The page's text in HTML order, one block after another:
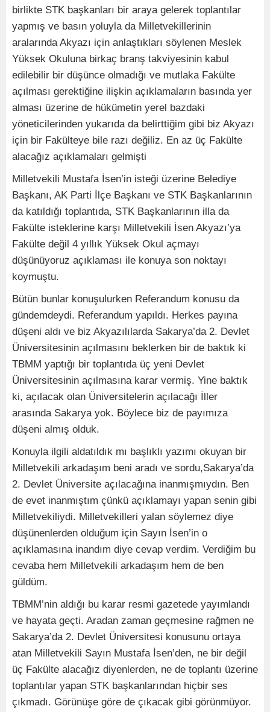
birlikte STK başkanları bir araya gelerek toplantılar
yapmış ve basın yoluyla da Milletvekillerinin
aralarında Akyazı için anlaştıkları söylenen Meslek
Yüksek Okuluna birkaç branş takviyesinin kabul
edilebilir bir düşünce olmadığı ve mutlaka Fakülte
açılması gerektiğine ilişkin açıklamaların basında yer
alması üzerine de hükümetin yerel bazdaki
yöneticilerinden yukarıda da belirttiğim gibi biz Akyazı
için bir Fakülteye bile razı değiliz. En az üç Fakülte
alacağız açıklamaları gelmişti
Milletvekili Mustafa İsen’in isteği üzerine Belediye
Başkanı, AK Parti İlçe Başkanı ve STK Başkanlarının
da katıldığı toplantıda, STK Başkanlarının illa da
Fakülte isteklerine karşı Milletvekili İsen Akyazı’ya
Fakülte değil 4 yıllık Yüksek Okul açmayı
düşünüyoruz açıklaması ile konuya son noktayı
koymuştu.
Bütün bunlar konuşulurken Referandum konusu da
gündemdeydi. Referandum yapıldı. Herkes payına
düşeni aldı ve biz Akyazılılarda Sakarya’da 2. Devlet
Üniversitesinin açılmasını beklerken bir de baktık ki
TBMM yaptığı bir toplantıda üç yeni Devlet
Üniversitesinin açılmasına karar vermiş. Yine baktık
ki, açılacak olan Üniversitelerin açılacağı İller
arasında Sakarya yok. Böylece biz de payımıza
düşeni almış olduk.
Konuyla ilgili aldatıldık mı başlıklı yazımı okuyan bir
Milletvekili arkadaşım beni aradı ve sordu,Sakarya’da
2. Devlet Üniversite açılacağına inanmışmıydın. Ben
de evet inanmıştım çünkü açıklamayı yapan senin gibi
Milletvekiliydi. Milletvekilleri yalan söylemez diye
düşünenlerden olduğum için Sayın İsen’in o
açıklamasına inandım diye cevap verdim. Verdiğim bu
cevaba hem Milletvekili arkadaşım hem de ben
güldüm.
TBMM’nin aldığı bu karar resmi gazetede yayımlandı
ve hayata geçti. Aradan zaman geçmesine rağmen ne
Sakarya’da 2. Devlet Üniversitesi konusunu ortaya
atan Milletvekili Sayın Mustafa İsen’den, ne bir değil
üç Fakülte alacağız diyenlerden, ne de toplantı üzerine
toplantılar yapan STK başkanlarından hiçbir ses
çıkmadı. Görünüşe göre de çıkacak gibi görünmüyor.